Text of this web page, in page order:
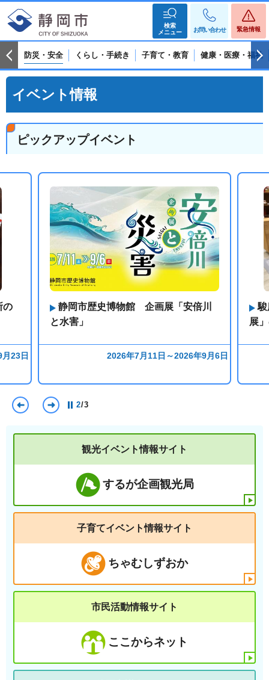
検索
メニュー
お問い合わせ 緊急情報
防災・安全 くらし・手続き 子育て・教育 健康・医療・福祉
イベント情報
ピックアップイベント
前のスライドを表示
2/3
の
23日
静岡市歴史博物館 企画展「安倍川
と水害」
2026年7月11日～2026年9月6日
駿
展
観光イベント情報サイト
するが企画観光局
子育てイベント情報サイト
ちゃむしずおか
市民活動情報サイト
ここからネット